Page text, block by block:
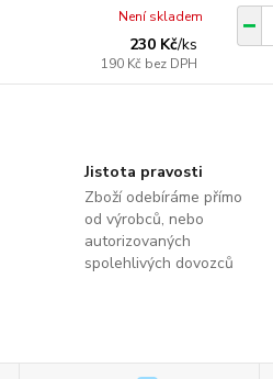
230 Kč/ks
190 Kč bez DPH
Není skladem
Jistota pravosti
Zboží odebíráme přímo
od výrobců, nebo
autorizovaných
spolehlivých dovozců